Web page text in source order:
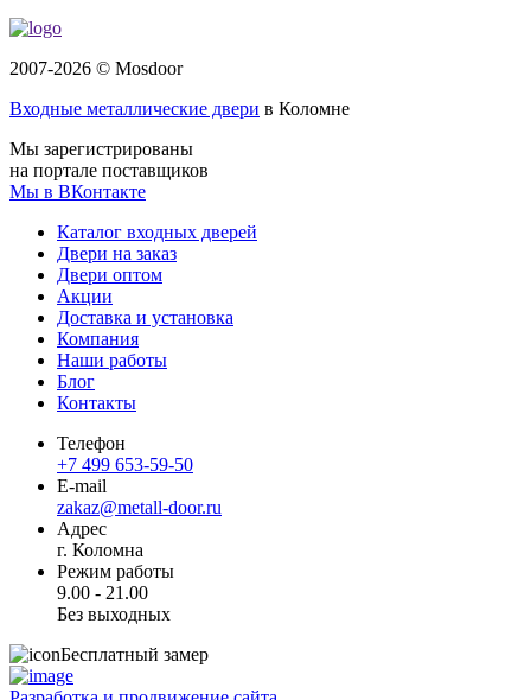
2007-2026 © Mosdoor
Входные металлические двери в Коломне
Мы зарегистрированы
на портале поставщиков
Мы в ВКонтакте
Каталог входных дверей
Двери на заказ
Двери оптом
Акции
Доставка и установка
Компания
Наши работы
Блог
Контакты
Телефон
+7 499 653-59-50
E-mail
zakaz@metall-door.ru
Адрес
г. Коломна
Режим работы
9.00 - 21.00
Без выходных
Бесплатный замер